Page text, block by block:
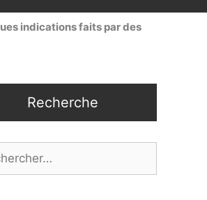
indications faits par des
Recherche